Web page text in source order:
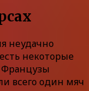
неудачно
некоторые
всего один мяч